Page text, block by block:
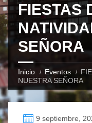
FIESTAS
SEÑORA
Inicio Eventos
NUESTRA SEÑORA
9 septiembre,